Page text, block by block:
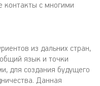
контакты с многими
из дальних стран,
язык и точки
для создания будущего
Данная